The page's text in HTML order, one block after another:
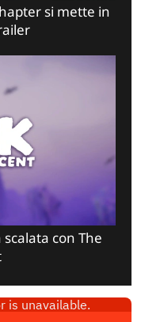
si mette in
con The